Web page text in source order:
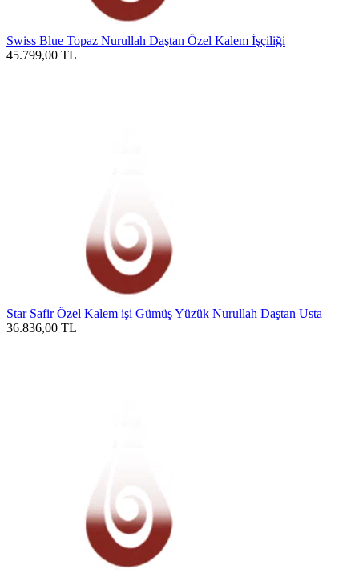
Swiss Blue Topaz Nurullah Daştan Özel Kalem İşçiliği
45.799,00 TL
Star Safir Özel Kalem işi Gümüş Yüzük Nurullah Daştan Usta
36.836,00 TL